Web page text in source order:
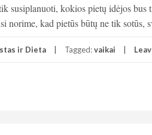
susiplanuoti, kokios pietų idėjos bus
norime, kad pietūs būtų ne tik sotūs,
ir Dieta Tagged:vaikai